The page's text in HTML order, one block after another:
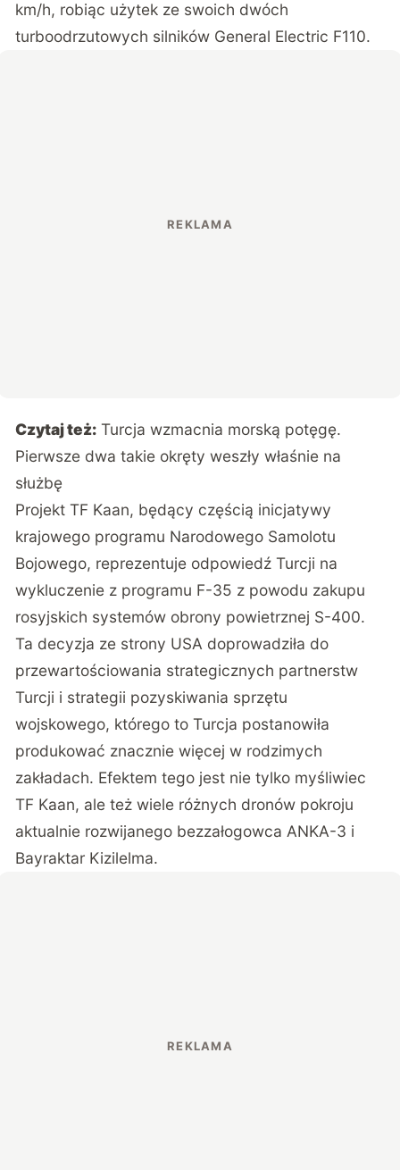
km/h, robiąc użytek ze swoich dwóch
turboodrzutowych silników General Electric F110.
Czytaj też: Turcja wzmacnia morską potęgę.
Pierwsze dwa takie okręty weszły właśnie na
służbę
Projekt TF Kaan, będący częścią inicjatywy
krajowego programu Narodowego Samolotu
Bojowego, reprezentuje odpowiedź Turcji na
wykluczenie z programu F-35 z powodu zakupu
rosyjskich systemów obrony powietrznej S-400.
Ta decyzja ze strony USA doprowadziła do
przewartościowania strategicznych partnerstw
Turcji i strategii pozyskiwania sprzętu
wojskowego, którego to Turcja postanowiła
produkować znacznie więcej w rodzimych
zakładach. Efektem tego jest nie tylko myśliwiec
TF Kaan, ale też wiele różnych dronów pokroju
aktualnie rozwijanego bezzałogowca ANKA-3 i
Bayraktar Kizilelma.